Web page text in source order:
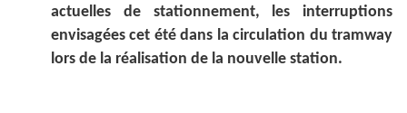
actuelles de stationnement, les interruptions
envisagées cet été dans la circulation du tramway
lors de la réalisation de la nouvelle station.